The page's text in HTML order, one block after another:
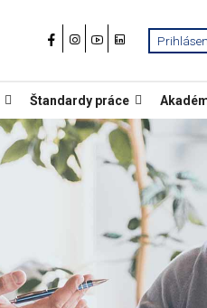
Štandardy práce